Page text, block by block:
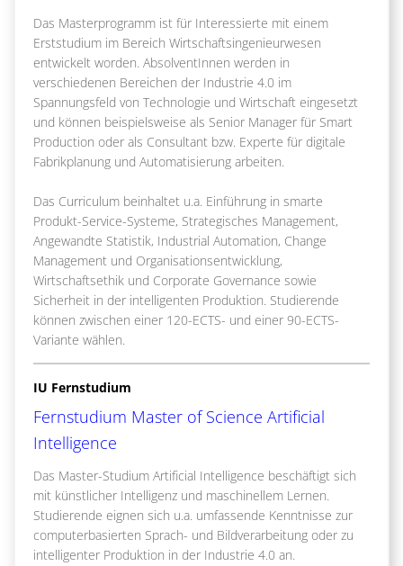
Das Masterprogramm ist für Interessierte mit einem
Erststudium im Bereich Wirtschaftsingenieurwesen
entwickelt worden. AbsolventInnen werden in
verschiedenen Bereichen der Industrie 4.0 im
Spannungsfeld von Technologie und Wirtschaft eingesetzt
und können beispielsweise als Senior Manager für Smart
Production oder als Consultant bzw. Experte für digitale
Fabrikplanung und Automatisierung arbeiten.
Das Curriculum beinhaltet u.a. Einführung in smarte
Produkt-Service-Systeme, Strategisches Management,
Angewandte Statistik, Industrial Automation, Change
Management und Organisationsentwicklung,
Wirtschaftsethik und Corporate Governance sowie
Sicherheit in der intelligenten Produktion. Studierende
können zwischen einer 120-ECTS- und einer 90-ECTS-
Variante wählen.
IU Fernstudium
Fernstudium Master of Science Artificial
Intelligence
Das Master-Studium Artificial Intelligence beschäftigt sich
mit künstlicher Intelligenz und maschinellem Lernen.
Studierende eignen sich u.a. umfassende Kenntnisse zur
computerbasierten Sprach- und Bildverarbeitung oder zu
intelligenter Produktion in der Industrie 4.0 an.